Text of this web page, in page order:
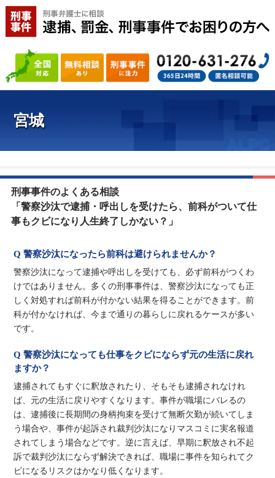
宮城
刑事事件のよくある相談
「警察沙汰で逮捕・呼出しを受けたら、前科がついて仕
事もクビになり人生終了しかない？」
Q 警察沙汰になったら前科は避けられませんか？
警察沙汰になって逮捕や呼出しを受けても、必ず前科がつくわ
けではありません。多くの刑事事件は、警察沙汰になっても正
しく対処すれば前科が付かない結果を得ることができます。前
科が付かなければ、今まで通りの暮らしに戻れるケースが多い
です。
Q 警察沙汰になっても仕事をクビにならず元の生活に戻れ
ますか？
逮捕されてもすぐに釈放されたり、そもそも逮捕されなけれ
ば、元の生活に戻りやすくなります。事件が職場にバレるの
は、逮捕後に長期間の身柄拘束を受けて無断欠勤が続いてしま
う場合や、事件が起訴され裁判沙汰になりマスコミに実名報道
されてしまう場合などです。逆に言えば、早期に釈放され不起
訴で裁判沙汰にならず解決できれば、職場に事件を知られてク
ビになるリスクはかなり低くなります。